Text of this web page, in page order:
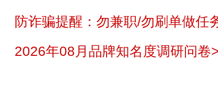
防诈骗提醒：勿兼职/勿刷单做任
2026年08月品牌知名度调研问卷